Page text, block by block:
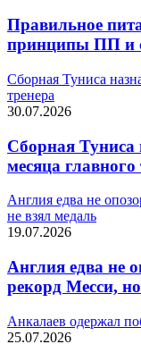
Правильное
принципы ПП и
Сборная Туниса
тренера
30.07.2026
Сборная Туниса
месяца главного
Англия едва не
не взял медаль
19.07.2026
Англия едва не
рекорд Месси,
Анкалаев одержал
25.07.2026